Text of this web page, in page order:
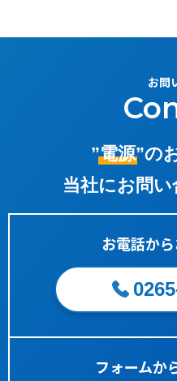
お問
”電源”の
当社にお問
お電話か
フォームか